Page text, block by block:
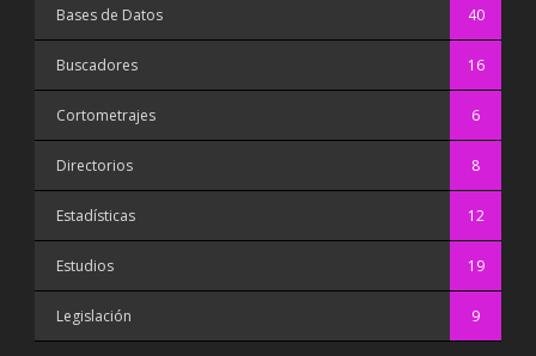
Bases de Datos 40
Buscadores 16
Cortometrajes 6
Directorios 8
Estadísticas 12
Estudios 19
Legislación 9